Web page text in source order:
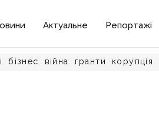
Актуальне Репортажі
бізнес війна гранти корупція